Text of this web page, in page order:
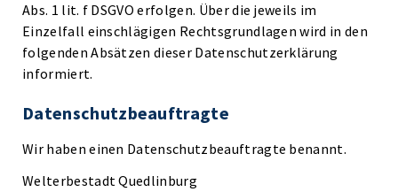
Abs. 1 lit. f DSGVO erfolgen. Über die jeweils im
Einzelfall einschlägigen Rechtsgrundlagen wird in den
folgenden Absätzen dieser Datenschutzerklärung
informiert.
Datenschutz­beauftragte
Wir haben einen Datenschutzbeauftragte benannt.
Welterbestadt Quedlinburg